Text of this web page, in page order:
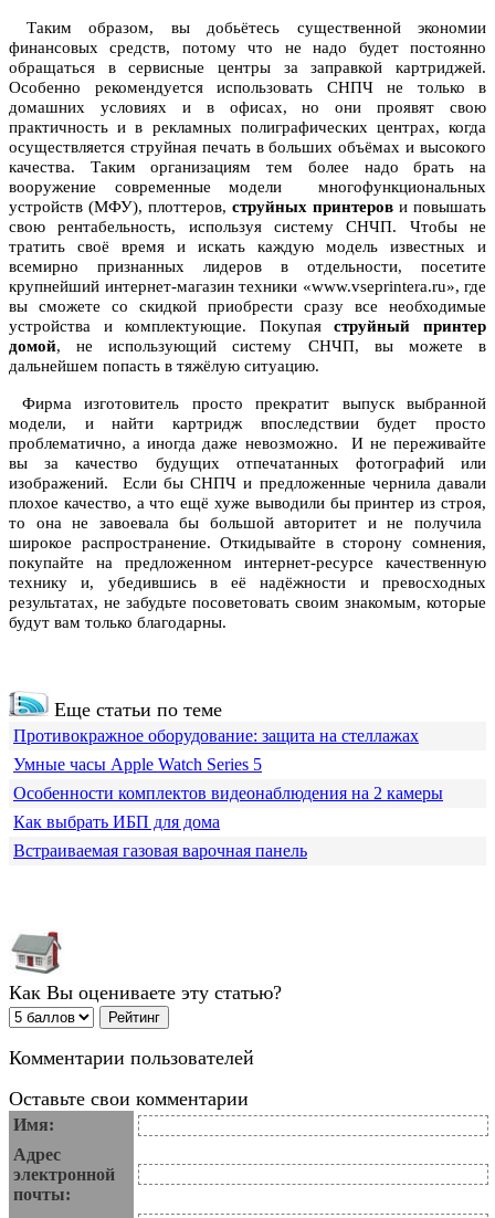
Таким образом, вы добьётесь существенной экономии
финансовых средств, потому что не надо будет постоянно
обращаться в сервисные центры за заправкой картриджей.
Особенно рекомендуется использовать СНПЧ не только в
домашних условиях и в офисах, но они проявят свою
практичность и в рекламных полиграфических центрах, когда
осуществляется струйная печать в больших объёмах и высокого
качества. Таким организациям тем более надо брать на
вооружение современные модели многофункциональных
устройств (МФУ), плоттеров, струйных принтеров и повышать
свою рентабельность, используя систему СНЧП. Чтобы не
тратить своё время и искать каждую модель известных и
всемирно признанных лидеров в отдельности, посетите
крупнейший интернет-магазин техники «www.vseprintera.ru», где
вы сможете со скидкой приобрести сразу все необходимые
устройства и комплектующие. Покупаяструйный принтер
домой, не использующий систему СНЧП, вы можете в
дальнейшем попасть в тяжёлую ситуацию.
Фирма изготовитель просто прекратит выпуск выбранной
модели, и найти картридж впоследствии будет просто
проблематично, а иногда даже невозможно. И не переживайте
вы за качество будущих отпечатанных фотографий или
изображений. Если бы СНПЧ и предложенные чернила давали
плохое качество, а что ещё хуже выводили бы принтер из строя,
то она не завоевала бы большой авторитет и не получила
широкое распространение. Откидывайте в сторону сомнения,
покупайте на предложенном интернет-ресурсе качественную
технику и, убедившись в её надёжности и превосходных
результатах, не забудьте посоветовать своим знакомым, которые
будут вам только благодарны.
Еще статьи по теме
Противокражное оборудование: защита на стеллажах
Умные часы Apple Watch Series 5
Особенности комплектов видеонаблюдения на 2 камеры
Как выбрать ИБП для дома
Встраиваемая газовая варочная панель
Как Вы оцениваете эту статью?
Комментарии пользователей
Оставьте свои комментарии
Имя:
Адрес
электронной
почты: